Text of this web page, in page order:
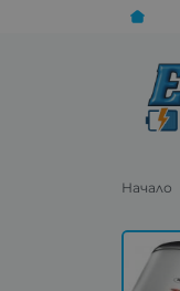
Начало